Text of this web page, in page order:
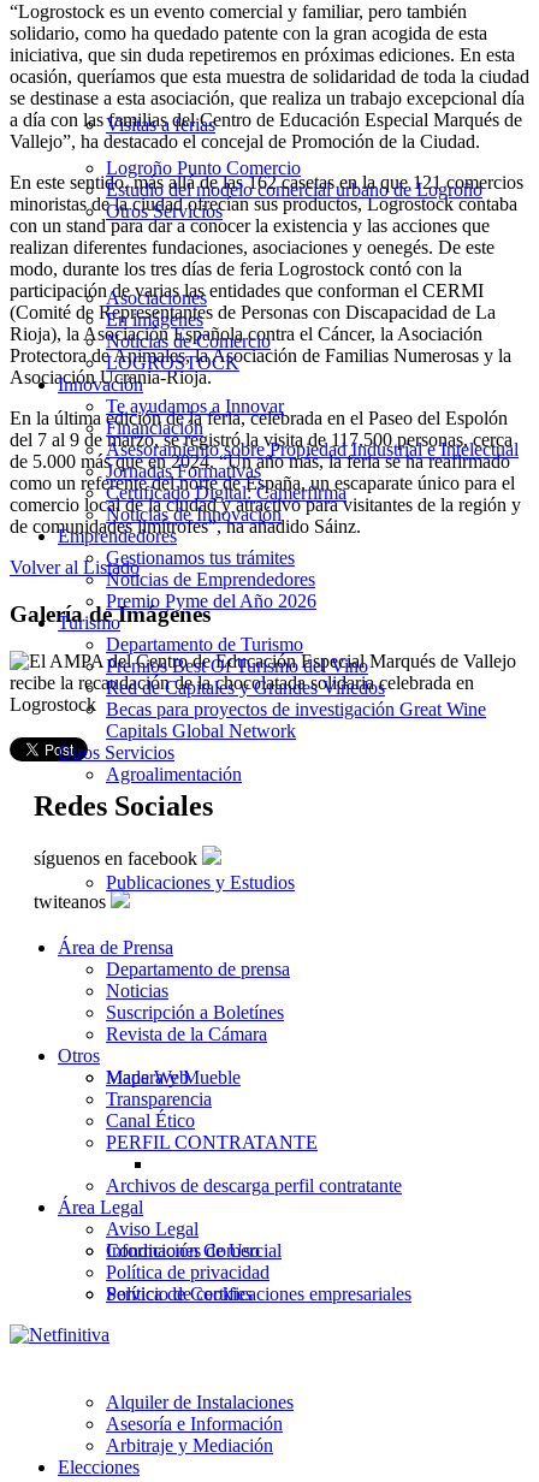
Visitas a ferias
Logroño Punto Comercio
Estudio del modelo comercial urbano de Logroño
Otros Servicios
Asociaciones
En imágenes
Noticias de Comercio
LOGROSTOCK
Innovación
Te ayudamos a Innovar
Financiación
Asesoramiento sobre Propiedad Industrial e Intelectual
Jornadas Formativas
Certificado Digital: Camerfirma
Noticias de Innovación
Emprendedores
Gestionamos tus trámites
Noticias de Emprendedores
Premio Pyme del Año 2026
Turismo
Departamento de Turismo
Premios Best Of Turismo del Vino
Red de Capitales y Grandes Viñedos
Becas para proyectos de investigación Great Wine
Capitals Global Network
Otros Servicios
Agroalimentación
Publicaciones y Estudios
Madera y Mueble
Información Comercial
Servicio de certificaciones empresariales
Alquiler de Instalaciones
Asesoría e Información
Arbitraje y Mediación
Elecciones
“Logrostock es un evento comercial y familiar, pero también
solidario, como ha quedado patente con la gran acogida de esta
iniciativa, que sin duda repetiremos en próximas ediciones. En esta
ocasión, queríamos que esta muestra de solidaridad de toda la ciudad
se destinase a esta asociación, que realiza un trabajo excepcional día
a día con las familias del Centro de Educación Especial Marqués de
Vallejo”, ha destacado el concejal de Promoción de la Ciudad.
En este sentido, más allá de las 162 casetas en la que 121 comercios
minoristas de la ciudad ofrecían sus productos, Logrostock contaba
con un stand para dar a conocer la existencia y las acciones que
realizan diferentes fundaciones, asociaciones y oenegés. De este
modo, durante los tres días de feria Logrostock contó con la
participación de varias las entidades que conforman el CERMI
(Comité de Representantes de Personas con Discapacidad de La
Rioja), la Asociación Española contra el Cáncer, la Asociación
Protectora de Animales, la Asociación de Familias Numerosas y la
Asociación Ucrania-Rioja.
En la última edición de la feria, celebrada en el Paseo del Espolón
del 7 al 9 de marzo, se registró la visita de 117.500 personas, cerca
de 5.000 más que en 2024. “Un año más, la feria se ha reafirmado
como un referente del norte de España, un escaparate único para el
comercio local de la ciudad y atractivo para visitantes de la región y
de comunidades limítrofes”, ha añadido Sáinz.
Volver al Listado
Galería de Imágenes
Redes Sociales
síguenos en facebook
twiteanos
Área de Prensa
Departamento de prensa
Noticias
Suscripción a Boletínes
Revista de la Cámara
Otros
Mapa Web
Transparencia
Canal Ético
PERFIL CONTRATANTE
Archivos de descarga perfil contratante
Área Legal
Aviso Legal
Condiciones de Uso
Política de privacidad
Política de Cookies